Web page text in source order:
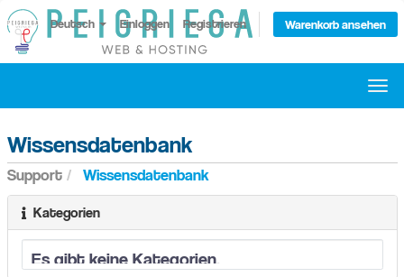
Deutsch Einloggen Registrieren Warenkorb ansehen
ein-/
Wissensdatenbank
Support Wissensdatenbank
Kategorien